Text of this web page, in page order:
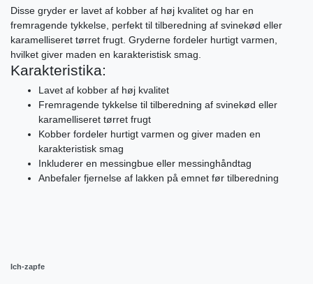
Disse gryder er lavet af kobber af høj kvalitet og har en
fremragende tykkelse, perfekt til tilberedning af svinekød eller
karamelliseret tørret frugt. Gryderne fordeler hurtigt varmen,
hvilket giver maden en karakteristisk smag.
Karakteristika:
Lavet af kobber af høj kvalitet
Fremragende tykkelse til tilberedning af svinekød eller
karamelliseret tørret frugt
Kobber fordeler hurtigt varmen og giver maden en
karakteristisk smag
Inkluderer en messingbue eller messinghåndtag
Anbefaler fjernelse af lakken på emnet før tilberedning
Ich-zapfe